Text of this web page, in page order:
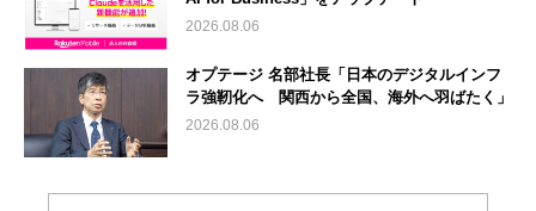
2026.08.06
オプテージ 名部社長「日本のデジタルインフ
ラ強靭化へ 関西から全国、海外へ羽ばたく」
2026.08.06